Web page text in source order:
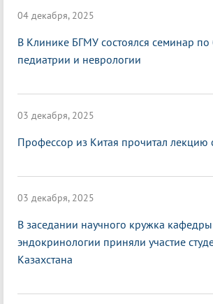
04 декабря, 2025
В Клинике БГМУ состоялся семинар по
педиатрии и неврологии
03 декабря, 2025
Профессор из Китая прочитал лекцию
03 декабря, 2025
В заседании научного кружка кафедры
эндокринологии приняли участие
Казахстана